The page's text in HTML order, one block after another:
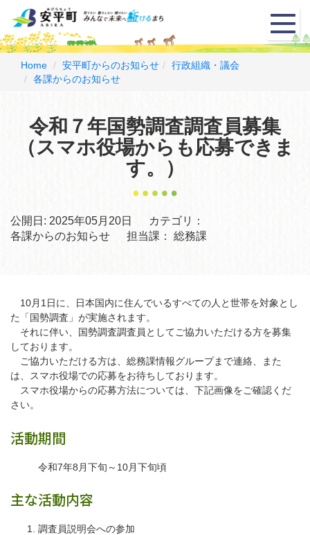
メ
ニ
ュ
Home 安平町からのお知らせ
行政組織・議会
各課からのお知らせ
令和７年国勢調査調査員募集
（スマホ役場からも応募できま
す。）
公開日: 2025年05月20日
カテゴリ：
各課からのお知らせ
担当課： 総務課
10月1日に、日本国内に住んでいるすべての人と世帯を対象とし
た「国勢調査」が実施されます。
それに伴い、国勢調査調査員としてご協力いただける方を募集
しております。
ご協力いただける方は、総務課情報グループまで連絡、また
は、スマホ役場での応募をお待ちしております。
スマホ役場からの応募方法については、下記画像をご確認くだ
さい。
活動期間
令和7年8月下旬～10月下旬頃
主な活動内容
調査員説明会への参加